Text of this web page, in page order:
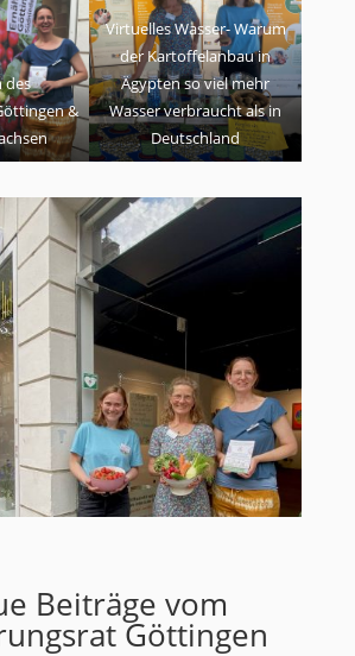
des
&
Virtuelles Wasser- Warum
der Kartoffelanbau in
Ägypten so viel mehr
Wasser verbraucht als in
Deutschland
Beiträge vom
Göttingen